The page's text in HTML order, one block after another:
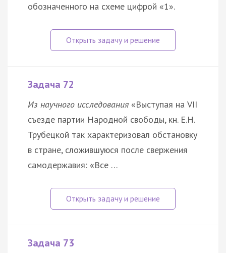
обозначенного на схеме цифрой «1».
Задача 72
Из научного исследования «Выступая на VII
съезде партии Народной свободы, кн. Е.Н.
Трубецкой так характеризовал обстановку
в стране, сложившуюся после свержения
самодержавия: «Все …
Задача 73